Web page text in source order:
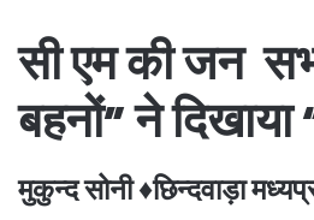
सी एम की जन
बहनों” ने
मुकुन्द सोनी ♦छिन्दवाड़ा